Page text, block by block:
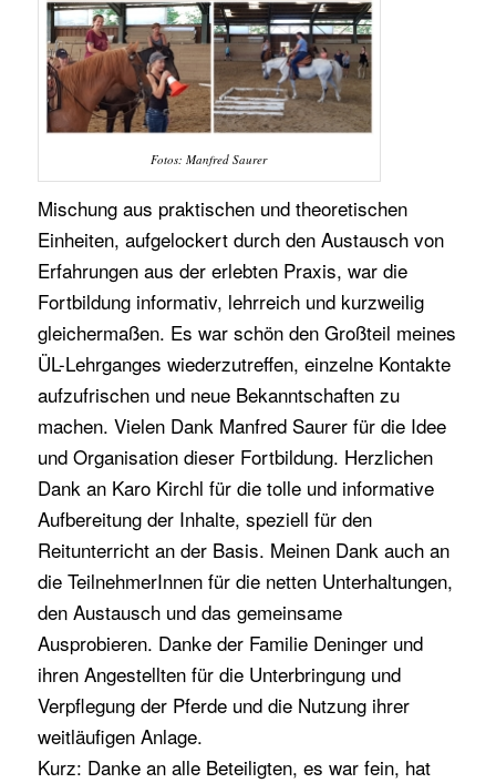
Fotos: Manfred Saurer
Mischung aus praktischen und theoretischen
Einheiten, aufgelockert durch den Austausch von
Erfahrungen aus der erlebten Praxis, war die
Fortbildung informativ, lehrreich und kurzweilig
gleichermaßen. Es war schön den Großteil meines
ÜL-Lehrganges wiederzutreffen, einzelne Kontakte
aufzufrischen und neue Bekanntschaften zu
machen. Vielen Dank Manfred Saurer für die Idee
und Organisation dieser Fortbildung. Herzlichen
Dank an Karo Kirchl für die tolle und informative
Aufbereitung der Inhalte, speziell für den
Reitunterricht an der Basis. Meinen Dank auch an
die TeilnehmerInnen für die netten Unterhaltungen,
den Austausch und das gemeinsame
Ausprobieren. Danke der Familie Deninger und
ihren Angestellten für die Unterbringung und
Verpflegung der Pferde und die Nutzung ihrer
weitläufigen Anlage.
Kurz: Danke an alle Beteiligten, es war fein, hat